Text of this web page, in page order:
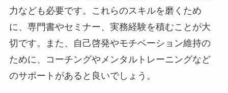
力なども必要です。これらのスキルを磨くため
に、専門書やセミナー、実務経験を積むことが大
切です。また、自己啓発やモチベーション維持の
ために、コーチングやメンタルトレーニングなど
のサポートがあると良いでしょう。